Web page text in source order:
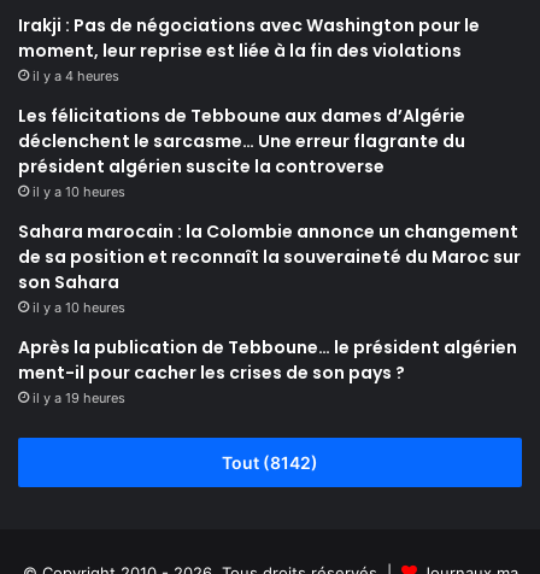
Irakji : Pas de négociations avec Washington pour le
moment, leur reprise est liée à la fin des violations
il y a 4 heures
Les félicitations de Tebboune aux dames d’Algérie
déclenchent le sarcasme… Une erreur flagrante du
président algérien suscite la controverse
il y a 10 heures
Sahara marocain : la Colombie annonce un changement
de sa position et reconnaît la souveraineté du Maroc sur
son Sahara
il y a 10 heures
Après la publication de Tebboune… le président algérien
ment-il pour cacher les crises de son pays ?
il y a 19 heures
Tout (8142)